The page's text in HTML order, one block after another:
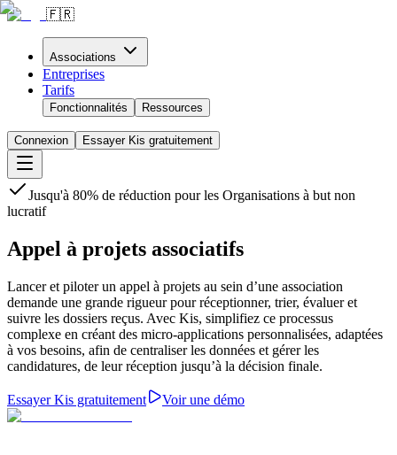
🇫🇷
Associations
Entreprises
Tarifs
Fonctionnalités Ressources
Connexion Essayer Kis gratuitement
Jusqu'à 80% de réduction pour les Organisations à but non
lucratif
Appel à projets associatifs
Lancer et piloter un appel à projets au sein d’une association
demande une grande rigueur pour réceptionner, trier, évaluer et
suivre les dossiers reçus. Avec Kis, simplifiez ce processus
complexe en créant des micro-applications personnalisées, adaptées
à vos besoins, afin de centraliser les données et gérer les
candidatures, de leur réception jusqu’à la décision finale.
Essayer Kis gratuitement Voir une démo